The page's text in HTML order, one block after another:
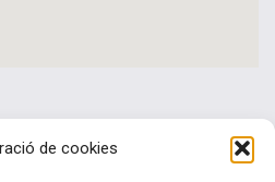
de cookies